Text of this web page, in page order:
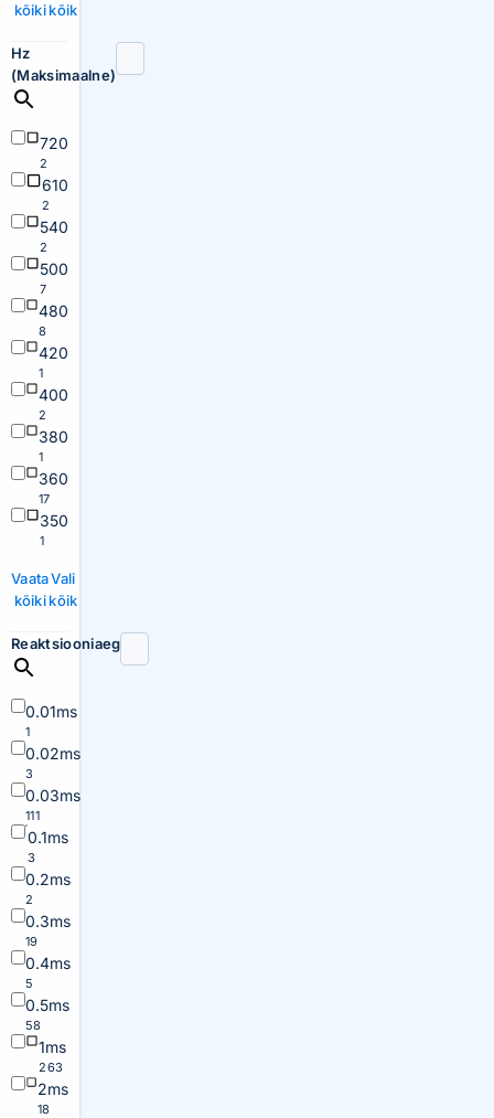
kõikikõik
Hz
(Maksimaalne)
720
2
610
2
540
2
500
7
480
8
420
1
400
2
380
1
360
17
350
1
Vaata
kõiki
Vali
kõik
Reaktsiooniaeg
0.01ms
1
0.02ms
3
0.03ms
111
0.1ms
3
0.2ms
2
0.3ms
19
0.4ms
5
0.5ms
58
1ms
263
2ms
18